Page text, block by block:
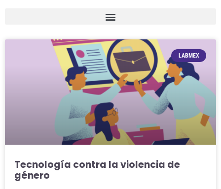
LABMEX
Tecnología contra la violencia de
género